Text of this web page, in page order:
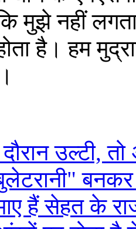
मुझे नहीं
है। हम
उल्टी,
हैं सेहत के